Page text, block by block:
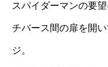
スパイダーマンの要
チバース間の扉を開
ジ。